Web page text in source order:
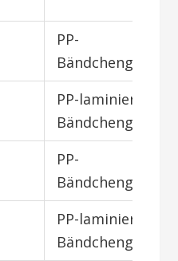
PP-
Bändchengewebe
PP-laminiertes
Bändchengewebe
PP-
Bändchengewebe
PP-laminiertes
Bändchengewebe